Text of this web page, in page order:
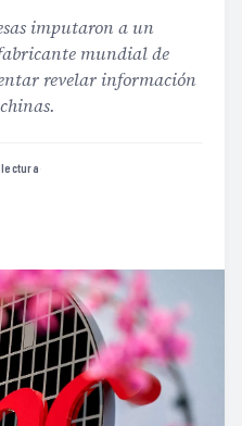
imputaron a un
mundial de
revelar información
·